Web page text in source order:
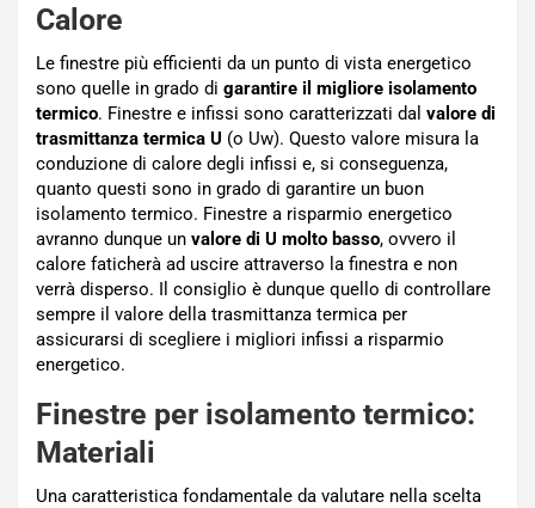
Calore
Le finestre più efficienti da un punto di vista energetico
sono quelle in grado di garantire il migliore isolamento
termico. Finestre e infissi sono caratterizzati dal valore di
trasmittanza termica U (o Uw). Questo valore misura la
conduzione di calore degli infissi e, si conseguenza,
quanto questi sono in grado di garantire un buon
isolamento termico. Finestre a risparmio energetico
avranno dunque un valore di U molto basso, ovvero il
calore faticherà ad uscire attraverso la finestra e non
verrà disperso. Il consiglio è dunque quello di controllare
sempre il valore della trasmittanza termica per
assicurarsi di scegliere i migliori infissi a risparmio
energetico.
Finestre per isolamento termico:
Materiali
Una caratteristica fondamentale da valutare nella scelta